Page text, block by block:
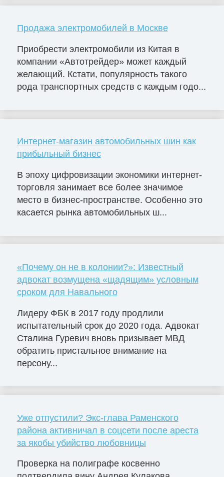
Продажа электромобилей в Москве
Приобрести электромобили из Китая в
компании «Автотрейдер» может каждый
желающий. Кстати, популярность такого
рода транспортных средств с каждым годо...
Интернет-магазин автомобильных шин как
прибыльный бизнес
В эпоху цифровизации экономики интернет-
торговля занимает все более значимое
место в бизнес-пространстве. Особенно это
касается рынка автомобильных ш...
«Почему он не в колонии?»: Известный
адвокат возмущена «щадящим» условным
сроком для Навального
Лидеру ФБК в 2017 году продлили
испытательный срок до 2020 года. Адвокат
Сталина Гуревич вновь призывает МВД
обратить пристальное внимание на
персону...
Уже отпустили? Экс-глава Раменского
района активничал в соцсети после ареста
за якобы убийство любовницы
Проверка на полиграфе косвенно